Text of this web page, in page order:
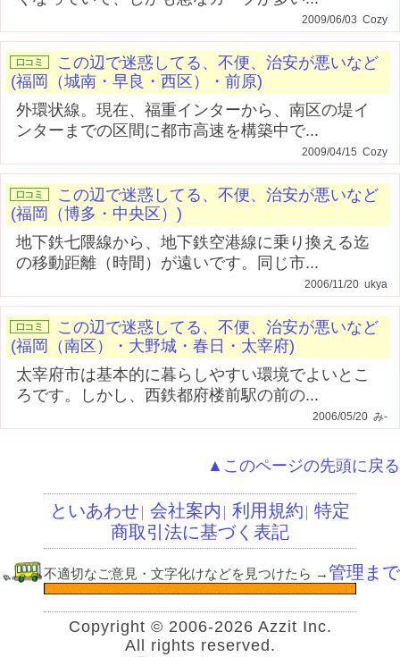
2009/06/03 Cozy
この辺で迷惑してる、不便、治安が悪いなど
(福岡（城南・早良・西区）・前原)
外環状線。現在、福重インターから、南区の堤イ
ンターまでの区間に都市高速を構築中で...
2009/04/15 Cozy
この辺で迷惑してる、不便、治安が悪いなど
(福岡（博多・中央区）)
地下鉄七隈線から、地下鉄空港線に乗り換える迄
の移動距離（時間）が遠いです。同じ市...
2006/11/20 ukya
この辺で迷惑してる、不便、治安が悪いなど
(福岡（南区）・大野城・春日・太宰府)
太宰府市は基本的に暮らしやすい環境でよいとこ
ろです。しかし、西鉄都府楼前駅の前の...
2006/05/20 み-
▲このページの先頭に戻る
といあわせ 会社案内 利用規約 特定
商取引法に基づく表記
不適切なご意見・文字化けなどを見つけたら →管理まで
Copyright © 2006-2026 Azzit Inc.
All rights reserved.